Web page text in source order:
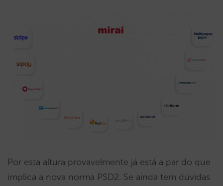
Por esta altura provavelmente já está a par do que
implica a nova norma PSD2. Se ainda tem dúvidas